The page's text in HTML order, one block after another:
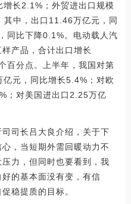
长2.1%；外贸进出口规模
中，出口11.46万亿元，同
同比下降0.1%。电动载人汽
产品，合计出口增长
百分点。上半年，我国对第
元，同比增长5.4%；对欧
；对美国进出口2.25万亿
司长吕大良介绍，关于下
，当短期外需回暖动力不
力，但同时也要看到，我
的基本面没有变，有信
稳提质的目标。